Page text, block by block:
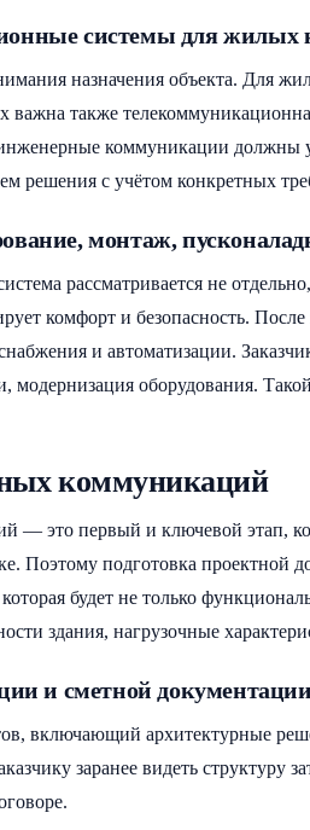
системы для жилых
назначения объекта. Для
важна также
коммуникации должны
решения с учётом конкретных
монтаж,
рассматривается не
комфорт и безопасность.
и автоматизации.
оборудования.
коммуникаций
это первый и ключевой этап,
Поэтому подготовка
будет не только
здания, нагрузочные
и сметной документации
включающий архитектурные
заранее видеть